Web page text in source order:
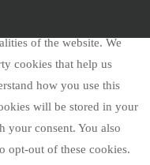
essential for the working
of the website. We
cookies that help us
how you use this
will be stored in your
your consent. You also
opt-out of these cookies.